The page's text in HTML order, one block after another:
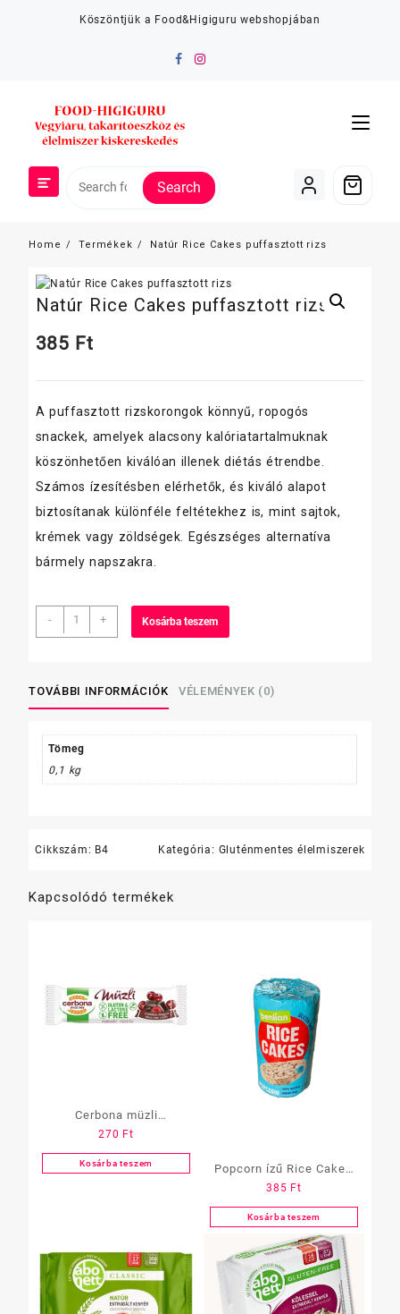
Köszöntjük a Food&Higiguru webshopjában
Search
Home Termékek Natúr Rice Cakes puffasztott rizs
Natúr Rice Cakes puffasztott rizs
385 Ft
A puffasztott rizskorongok könnyű, ropogós
snackek, amelyek alacsony kalóriatartalmuknak
köszönhetően kiválóan illenek diétás étrendbe.
Számos ízesítésben elérhetők, és kiváló alapot
biztosítanak különféle feltétekhez is, mint sajtok,
krémek vagy zöldségek. Egészséges alternatíva
bármely napszakra.
-
Natúr
Rice
rizs
mennyiség
+ Kosárba teszem
TOVÁBBI INFORMÁCIÓK VÉLEMÉNYEK (0)
Tömeg
0,1 kg
Cikkszám: B4 Kategória: Gluténmentes élelmiszerek
Kapcsolódó termékek
Cerbona müzli
gluténmentes 35g
Csokis-meggyes
270 Ft
Kosárba teszem
Popcorn ízű Rice Cakes
puffasztott rizs
385 Ft
Kosárba teszem